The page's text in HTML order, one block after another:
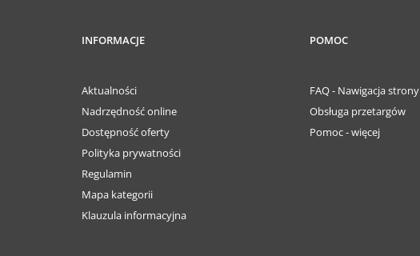
INFORMACJE
Aktualności
Nadrzędność online
Dostępność oferty
Polityka prywatności
Regulamin
Mapa kategorii
Klauzula informacyjna
POMOC
FAQ - Nawigacja strony
Obsługa przetargów
Pomoc - więcej